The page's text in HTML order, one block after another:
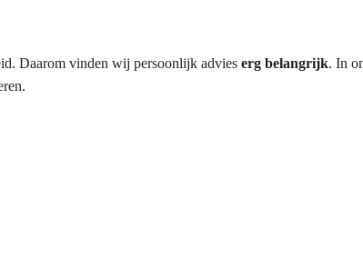
Daarom vinden wij persoonlijk advies erg belangrijk. In